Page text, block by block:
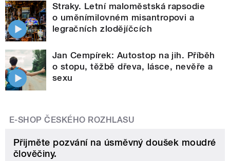
Straky. Letní maloměstská rapsodie
o uměnímilovném misantropovi a
legračních zlodějíčcích
Jan Cempírek: Autostop na jih. Příběh
o stopu, těžbě dřeva, lásce, nevěře a
sexu
E-SHOP ČESKÉHO ROZHLASU
Přijměte pozvání na úsměvný doušek moudré
člověčiny.